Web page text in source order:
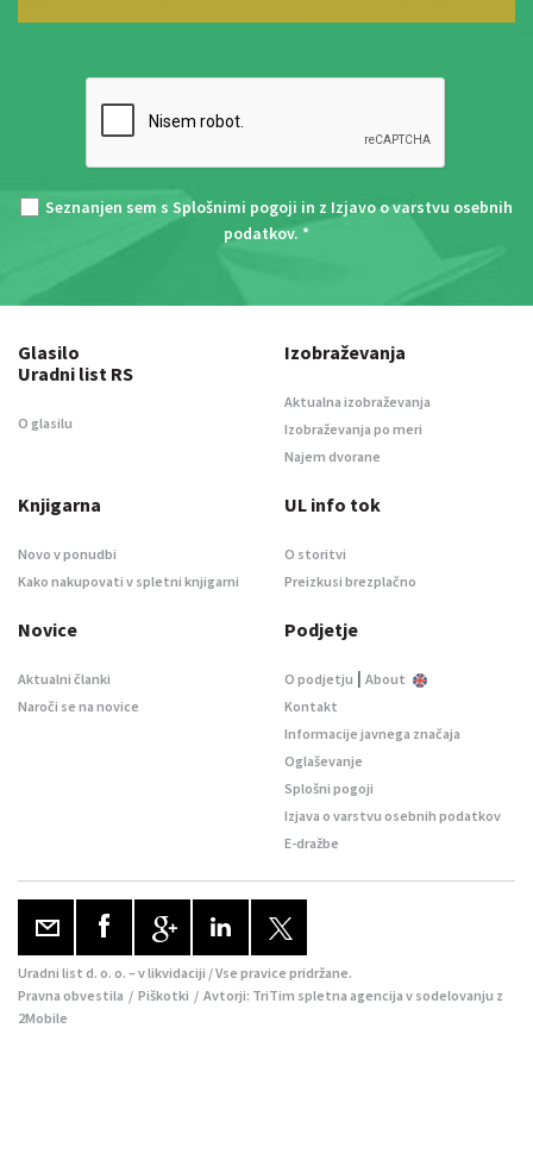
Seznanjen sem s Splošnimi pogoji in z Izjavo o varstvu osebnih
podatkov. *
Glasilo
Uradni list RS
O glasilu
Izobraževanja
Aktualna izobraževanja
Izobraževanja po meri
Najem dvorane
Knjigarna
Novo v ponudbi
Kako nakupovati v spletni knjigarni
UL info tok
O storitvi
Preizkusi brezplačno
Novice
Aktualni članki
Naroči se na novice
Podjetje
O podjetju | About
Kontakt
Informacije javnega značaja
Oglaševanje
Splošni pogoji
Izjava o varstvu osebnih podatkov
E-dražbe
Uradni list d. o. o. – v likvidaciji / Vse pravice pridržane.
Pravna obvestila / Piškotki / Avtorji: TriTim spletna agencija v sodelovanju z
2Mobile